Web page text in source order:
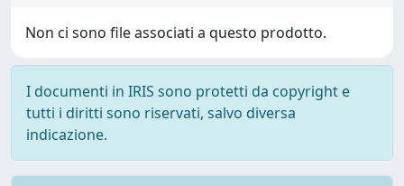
Non ci sono file associati a questo prodotto.
I documenti in IRIS sono protetti da copyright e
tutti i diritti sono riservati, salvo diversa
indicazione.